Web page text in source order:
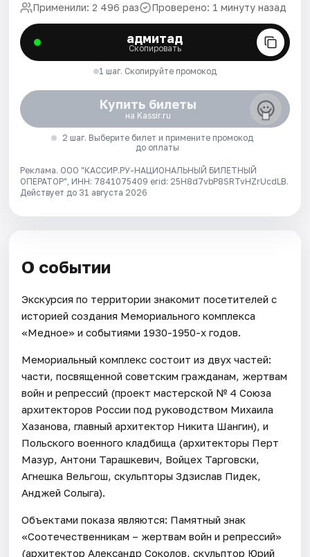
Применили: 2 496 раз Проверено: 1 минуту назад
адмитад
Скопировать
1 шаг. Скопируйте промокод
Купить билеты
на Kassir.ru
2 шаг. Выберите билет и примените промокод
до оплаты
Реклама. ООО "КАССИР.РУ-НАЦИОНАЛЬНЫЙ БИЛЕТНЫЙ
ОПЕРАТОР", ИНН: 7841075409 erid: 25H8d7vbP8SRTvHZrUcdLB.
Действует до 31 августа 2026
О событии
Экскурсия по территории знакомит посетителей с
историей создания Мемориального комплекса
«Медное» и событиями 1930-1950-х годов.
Мемориальный комплекс состоит из двух частей:
части, посвященной советским гражданам, жертвам
войн и репрессий (проект мастерской № 4 Союза
архитекторов России под руководством Михаила
Хазанова, главный архитектор Никита Шангин), и
Польского военного кладбища (архитекторы Перт
Мазур, Антони Тарашкевич, Войцех Тарговски,
Агнешка Вельгош, скульпторы Здзислав Пидек,
Анджей Солыга).
Объектами показа являются: Памятный знак
«Соотечественникам – жертвам войн и репрессий»
(архитектор Александр Соколов, скульптор Юрий